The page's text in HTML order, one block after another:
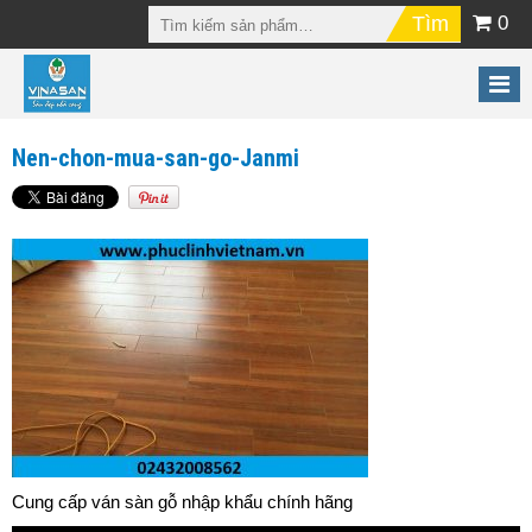
0
Nen-chon-mua-san-go-Janmi
Cung cấp ván sàn gỗ nhập khẩu chính hãng